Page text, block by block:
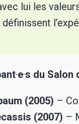
lui les
·e·s du Salon
(2005) –
(2007) –